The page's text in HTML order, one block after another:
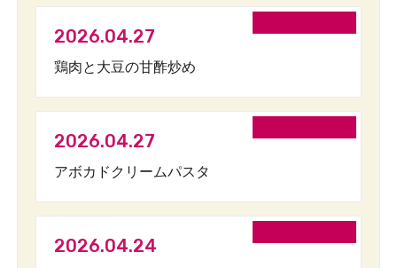
2026.04.27
鶏肉と大豆の甘酢炒め
2026.04.27
アボカドクリームパスタ
2026.04.24